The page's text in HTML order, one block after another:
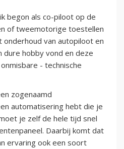
begon als co-piloot op de
of tweemotorige toestellen
onderhoud van autopiloot en
hobby vond en deze
- technische
zogenaamd
automatisering hebt die je
je zelf de hele tijd snel
Daarbij komt dat
ervaring ook een soort